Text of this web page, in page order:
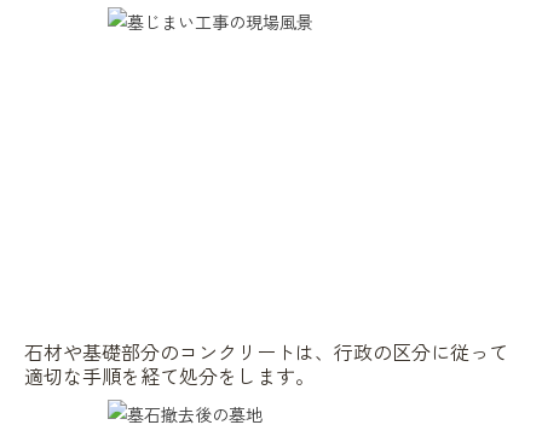
石材や基礎部分のコンクリートは、行政の区分に従って
適切な手順を経て処分をします。